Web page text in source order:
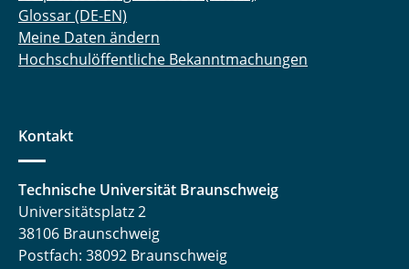
Glossar (DE-EN)
Meine Daten ändern
Hochschulöffentliche Bekanntmachungen
Kontakt
Technische Universität Braunschweig
Universitätsplatz 2
38106 Braunschweig
Postfach: 38092 Braunschweig